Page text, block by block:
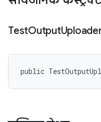
TestOutput
public